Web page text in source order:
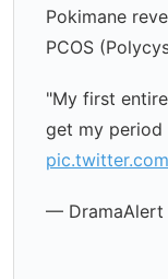
Pokimane
PCOS
"My first
get my period
— DramaAlert